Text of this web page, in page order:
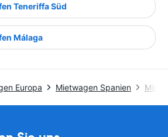
Teneriffa Süd
Málaga
Europa Mietwagen Spanien